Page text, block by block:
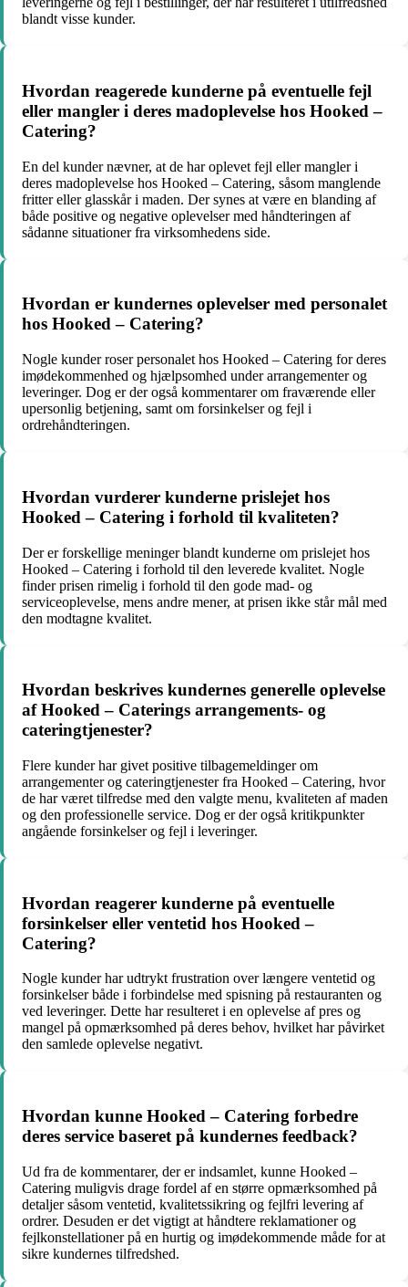
blandt visse kunder.
Hvordan reagerede kunderne på eventuelle fejl
eller mangler i deres madoplevelse hos Hooked –
Catering?
En del kunder nævner, at de har oplevet fejl eller mangler i
deres madoplevelse hos Hooked – Catering, såsom manglende
fritter eller glasskår i maden. Der synes at være en blanding af
både positive og negative oplevelser med håndteringen af
sådanne situationer fra virksomhedens side.
Hvordan er kundernes oplevelser med personalet
hos Hooked – Catering?
Nogle kunder roser personalet hos Hooked – Catering for deres
imødekommenhed og hjælpsomhed under arrangementer og
leveringer. Dog er der også kommentarer om fraværende eller
upersonlig betjening, samt om forsinkelser og fejl i
ordrehåndteringen.
Hvordan vurderer kunderne prislejet hos
Hooked – Catering i forhold til kvaliteten?
Der er forskellige meninger blandt kunderne om prislejet hos
Hooked – Catering i forhold til den leverede kvalitet. Nogle
finder prisen rimelig i forhold til den gode mad- og
serviceoplevelse, mens andre mener, at prisen ikke står mål med
den modtagne kvalitet.
Hvordan beskrives kundernes generelle oplevelse
af Hooked – Caterings arrangements- og
cateringtjenester?
Flere kunder har givet positive tilbagemeldinger om
arrangementer og cateringtjenester fra Hooked – Catering, hvor
de har været tilfredse med den valgte menu, kvaliteten af maden
og den professionelle service. Dog er der også kritikpunkter
angående forsinkelser og fejl i leveringer.
Hvordan reagerer kunderne på eventuelle
forsinkelser eller ventetid hos Hooked –
Catering?
Nogle kunder har udtrykt frustration over længere ventetid og
forsinkelser både i forbindelse med spisning på restauranten og
ved leveringer. Dette har resulteret i en oplevelse af pres og
mangel på opmærksomhed på deres behov, hvilket har påvirket
den samlede oplevelse negativt.
Hvordan kunne Hooked – Catering forbedre
deres service baseret på kundernes feedback?
Ud fra de kommentarer, der er indsamlet, kunne Hooked –
Catering muligvis drage fordel af en større opmærksomhed på
detaljer såsom ventetid, kvalitetssikring og fejlfri levering af
ordrer. Desuden er det vigtigt at håndtere reklamationer og
fejlkonstellationer på en hurtig og imødekommende måde for at
sikre kundernes tilfredshed.